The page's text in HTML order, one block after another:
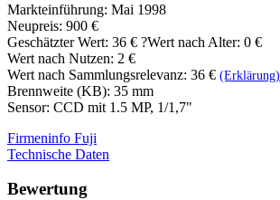
Markteinführung: Mai 1998
Neupreis: 900 €
Geschätzter Wert: 36 € ?Wert nach Alter: 0 €
Wert nach Nutzen: 2 €
Wert nach Sammlungsrelevanz: 36 € (Erklärung)
Brennweite (KB): 35 mm
Sensor: CCD mit 1.5 MP, 1/1,7"
Firmeninfo Fuji
Technische Daten
Bewertung